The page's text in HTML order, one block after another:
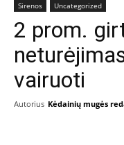
Sirenos Uncategorized
2 prom.
vairuoti
Autorius Kėdainių mugės